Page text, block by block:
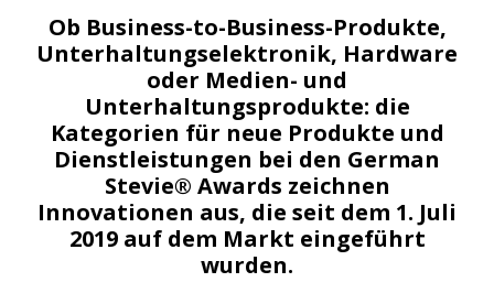
Ob Business-to-Business-Produkte,
Unterhaltungselektronik, Hardware
oder Medien- und
Unterhaltungsprodukte: die
Kategorien für neue Produkte und
Dienstleistungen bei den German
Stevie® Awards zeichnen
Innovationen aus, die seit dem 1. Juli
2019 auf dem Markt eingeführt
wurden.